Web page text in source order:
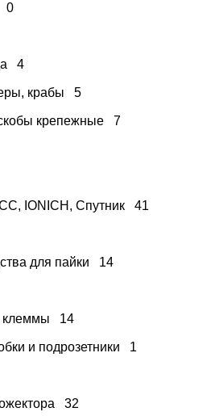
0
4
крабы 5
крепежные 7
IONICH, Спутник 41
для пайки 14
клеммы 14
и подрозетники 1
32